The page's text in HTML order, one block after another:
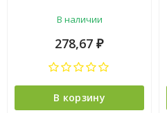
В наличии
278,67 ₽
В корзину